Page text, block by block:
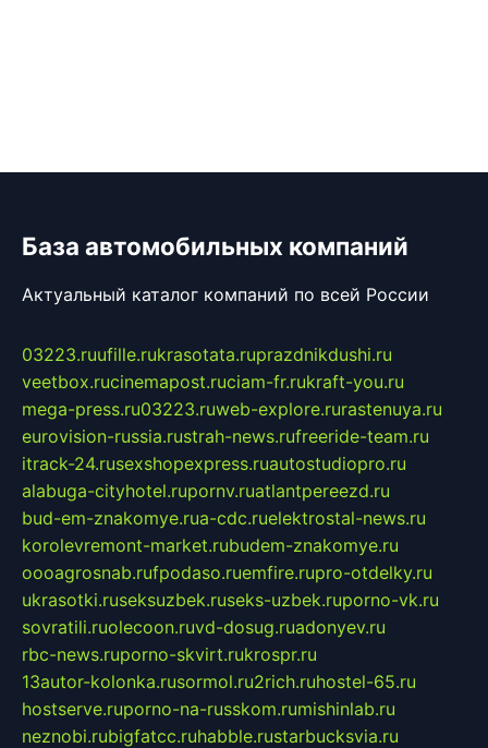
База автомобильных компаний
Актуальный каталог компаний по всей России
03223.ruufille.rukrasotata.ruprazdnikdushi.ru
veetbox.rucinemapost.ruciam-fr.rukraft-you.ru
mega-press.ru03223.ruweb-explore.rurastenuya.ru
eurovision-russia.rustrah-news.rufreeride-team.ru
itrack-24.rusexshopexpress.ruautostudiopro.ru
alabuga-cityhotel.rupornv.ruatlantpereezd.ru
bud-em-znakomye.rua-cdc.ruelektrostal-news.ru
korolevremont-market.rubudem-znakomye.ru
oooagrosnab.rufpodaso.ruemfire.rupro-otdelky.ru
ukrasotki.ruseksuzbek.ruseks-uzbek.ruporno-vk.ru
sovratili.ruolecoon.ruvd-dosug.ruadonyev.ru
rbc-news.ruporno-skvirt.rukrospr.ru
13autor-kolonka.rusormol.ru2rich.ruhostel-65.ru
hostserve.ruporno-na-russkom.rumishinlab.ru
neznobi.rubigfatcc.ruhabble.rustarbucksvia.ru